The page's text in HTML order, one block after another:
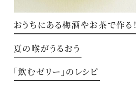
おうちにある梅酒やお茶で作る！
夏の喉がうるおう
「飲むゼリー」のレシピ